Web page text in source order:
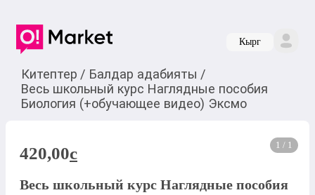
Кырг
Китептер / Балдар адабияты /
Весь школьный курс Наглядные пособия
Биология (+обучающее видео) Эксмо
1 / 1
420,00c
Весь школьный курс Наглядные пособия